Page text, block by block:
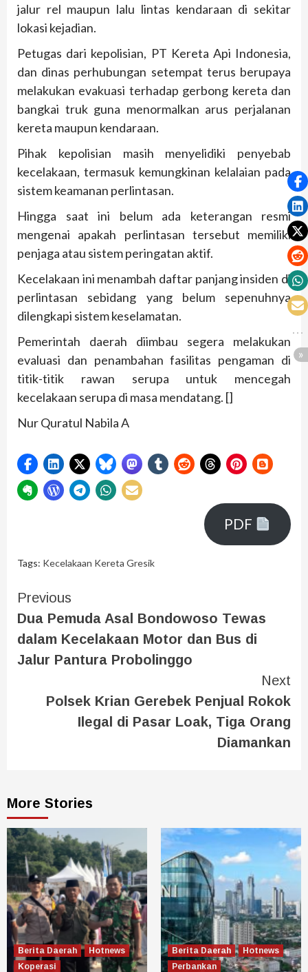
jalur rel maupun lalu lintas kendaraan di sekitar
lokasi kejadian.
Petugas dari kepolisian, PT Kereta Api Indonesia,
dan dinas perhubungan setempat terus berupaya
melakukan evakuasi terhadap gerbong kereta dan
bangkai truk guna menormalkan arus perjalanan
kereta maupun kendaraan.
Pihak kepolisian masih menyelidiki penyebab
kecelakaan, termasuk kemungkinan kelalaian pada
sistem keamanan perlintasan.
Hingga saat ini belum ada keterangan resmi
mengenai apakah perlintasan tersebut memiliki
penjaga atau sistem peringatan aktif.
Kecelakaan ini menambah daftar panjang insiden di
perlintasan sebidang yang belum sepenuhnya
dilengkapi sistem keselamatan.
Pemerintah daerah diimbau segera melakukan
evaluasi dan penambahan fasilitas pengaman di
titik-titik rawan serupa untuk mencegah
kecelakaan serupa di masa mendatang. []
Nur Quratul Nabila A
PDF
Tags: Kecelakaan Kereta Gresik
Previous
Dua Pemuda Asal Bondowoso Tewas
dalam Kecelakaan Motor dan Bus di
Jalur Pantura Probolinggo
Next
Polsek Krian Gerebek Penjual Rokok
Ilegal di Pasar Loak, Tiga Orang
Diamankan
More Stories
Berita Daerah
Hotnews
Koperasi
Berita Daerah
Hotnews
Perbankan